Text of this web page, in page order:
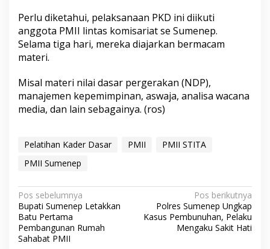
Perlu diketahui, pelaksanaan PKD ini diikuti
anggota PMII lintas komisariat se Sumenep.
Selama tiga hari, mereka diajarkan bermacam
materi.
Misal materi nilai dasar pergerakan (NDP),
manajemen kepemimpinan, aswaja, analisa wacana
media, dan lain sebagainya. (ros)
Pelatihan Kader Dasar PMII
PMII STITA
PMII Sumenep
N
a
v
Pos sebelumnya
Bupati Sumenep Letakkan
Batu Pertama
Pembangunan Rumah
Sahabat PMII
Pos berikutnya
Polres Sumenep Ungkap
Kasus Pembunuhan, Pelaku
Mengaku Sakit Hati